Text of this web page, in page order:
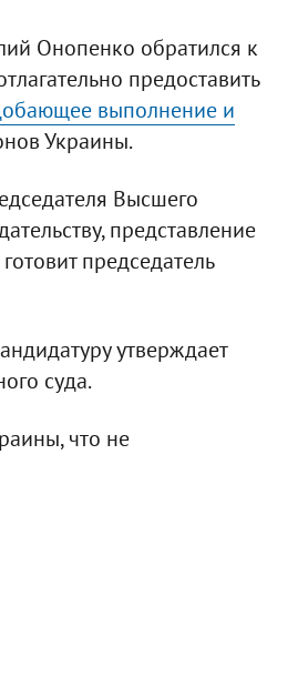
Онопенко обратился к
предоставить
выполнение и
Украины.
Высшего
представление
председатель
утверждает
суда.
что не